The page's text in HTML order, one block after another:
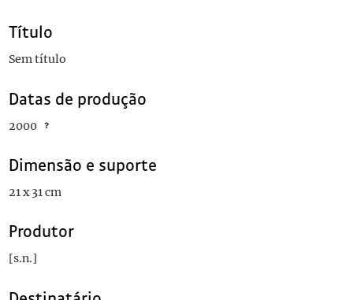
Título
Sem título
Datas de produção
2000
Dimensão e suporte
21 x 31 cm
Produtor
[s.n.]